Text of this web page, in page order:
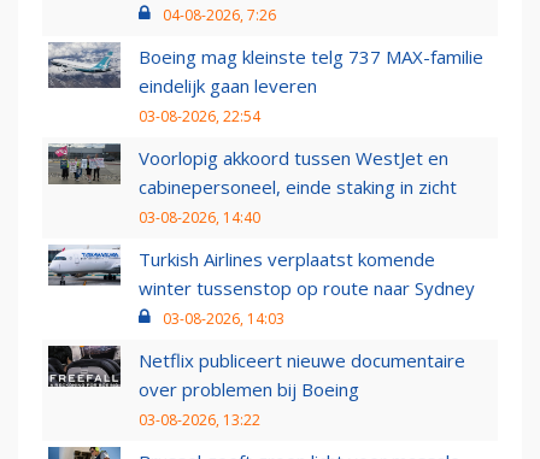
04-08-2026, 7:26
Boeing mag kleinste telg 737 MAX-familie
eindelijk gaan leveren
03-08-2026, 22:54
Voorlopig akkoord tussen WestJet en
cabinepersoneel, einde staking in zicht
03-08-2026, 14:40
Turkish Airlines verplaatst komende
winter tussenstop op route naar Sydney
03-08-2026, 14:03
Netflix publiceert nieuwe documentaire
over problemen bij Boeing
03-08-2026, 13:22